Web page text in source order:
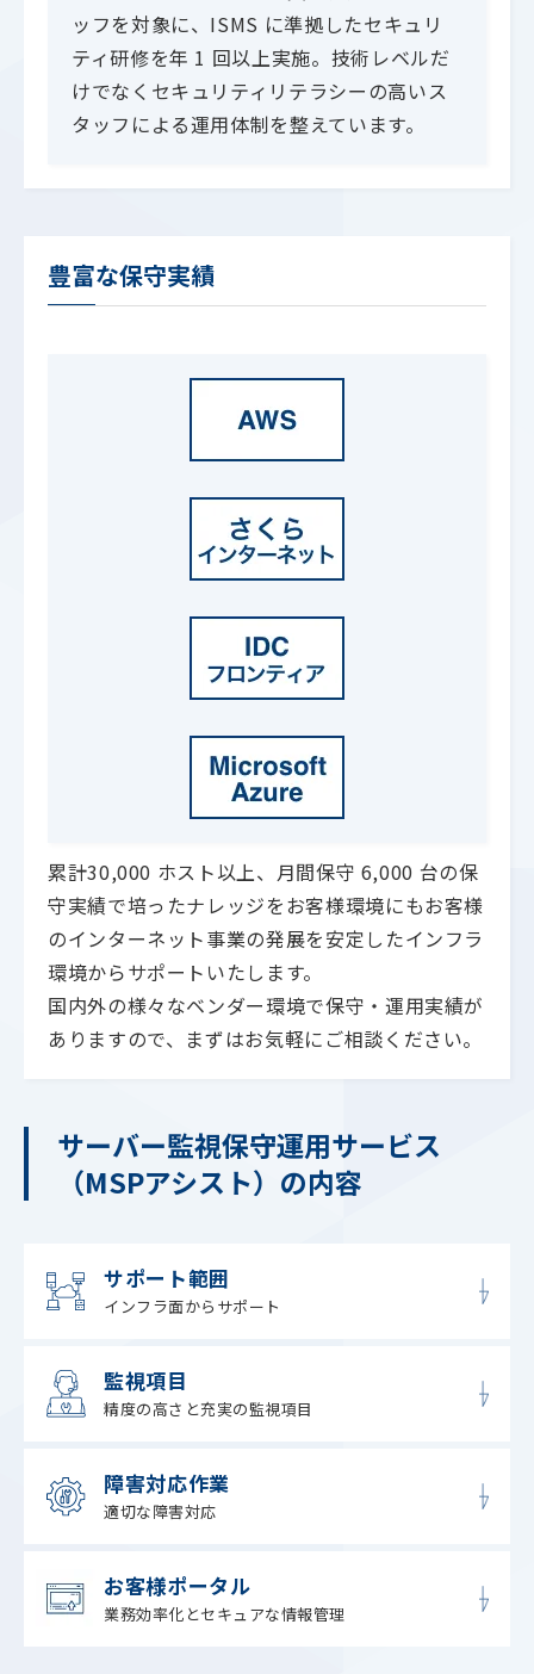
ッフを対象に、ISMS に準拠したセキュリ
ティ研修を年 1 回以上実施。技術レベルだ
けでなくセキュリティリテラシーの高いス
タッフによる運用体制を整えています。
豊富な保守実績
累計30,000 ホスト以上、月間保守 6,000 台の保
守実績で培ったナレッジをお客様環境にもお客様
のインターネット事業の発展を安定したインフラ
環境からサポートいたします。
国内外の様々なベンダー環境で保守・運用実績が
ありますので、まずはお気軽にご相談ください。
サーバー監視保守運用サービス
（MSPアシスト）の内容
サポート範囲
インフラ面からサポート
監視項目
精度の高さと充実の監視項目
障害対応作業
適切な障害対応
お客様ポータル
業務効率化とセキュアな情報管理